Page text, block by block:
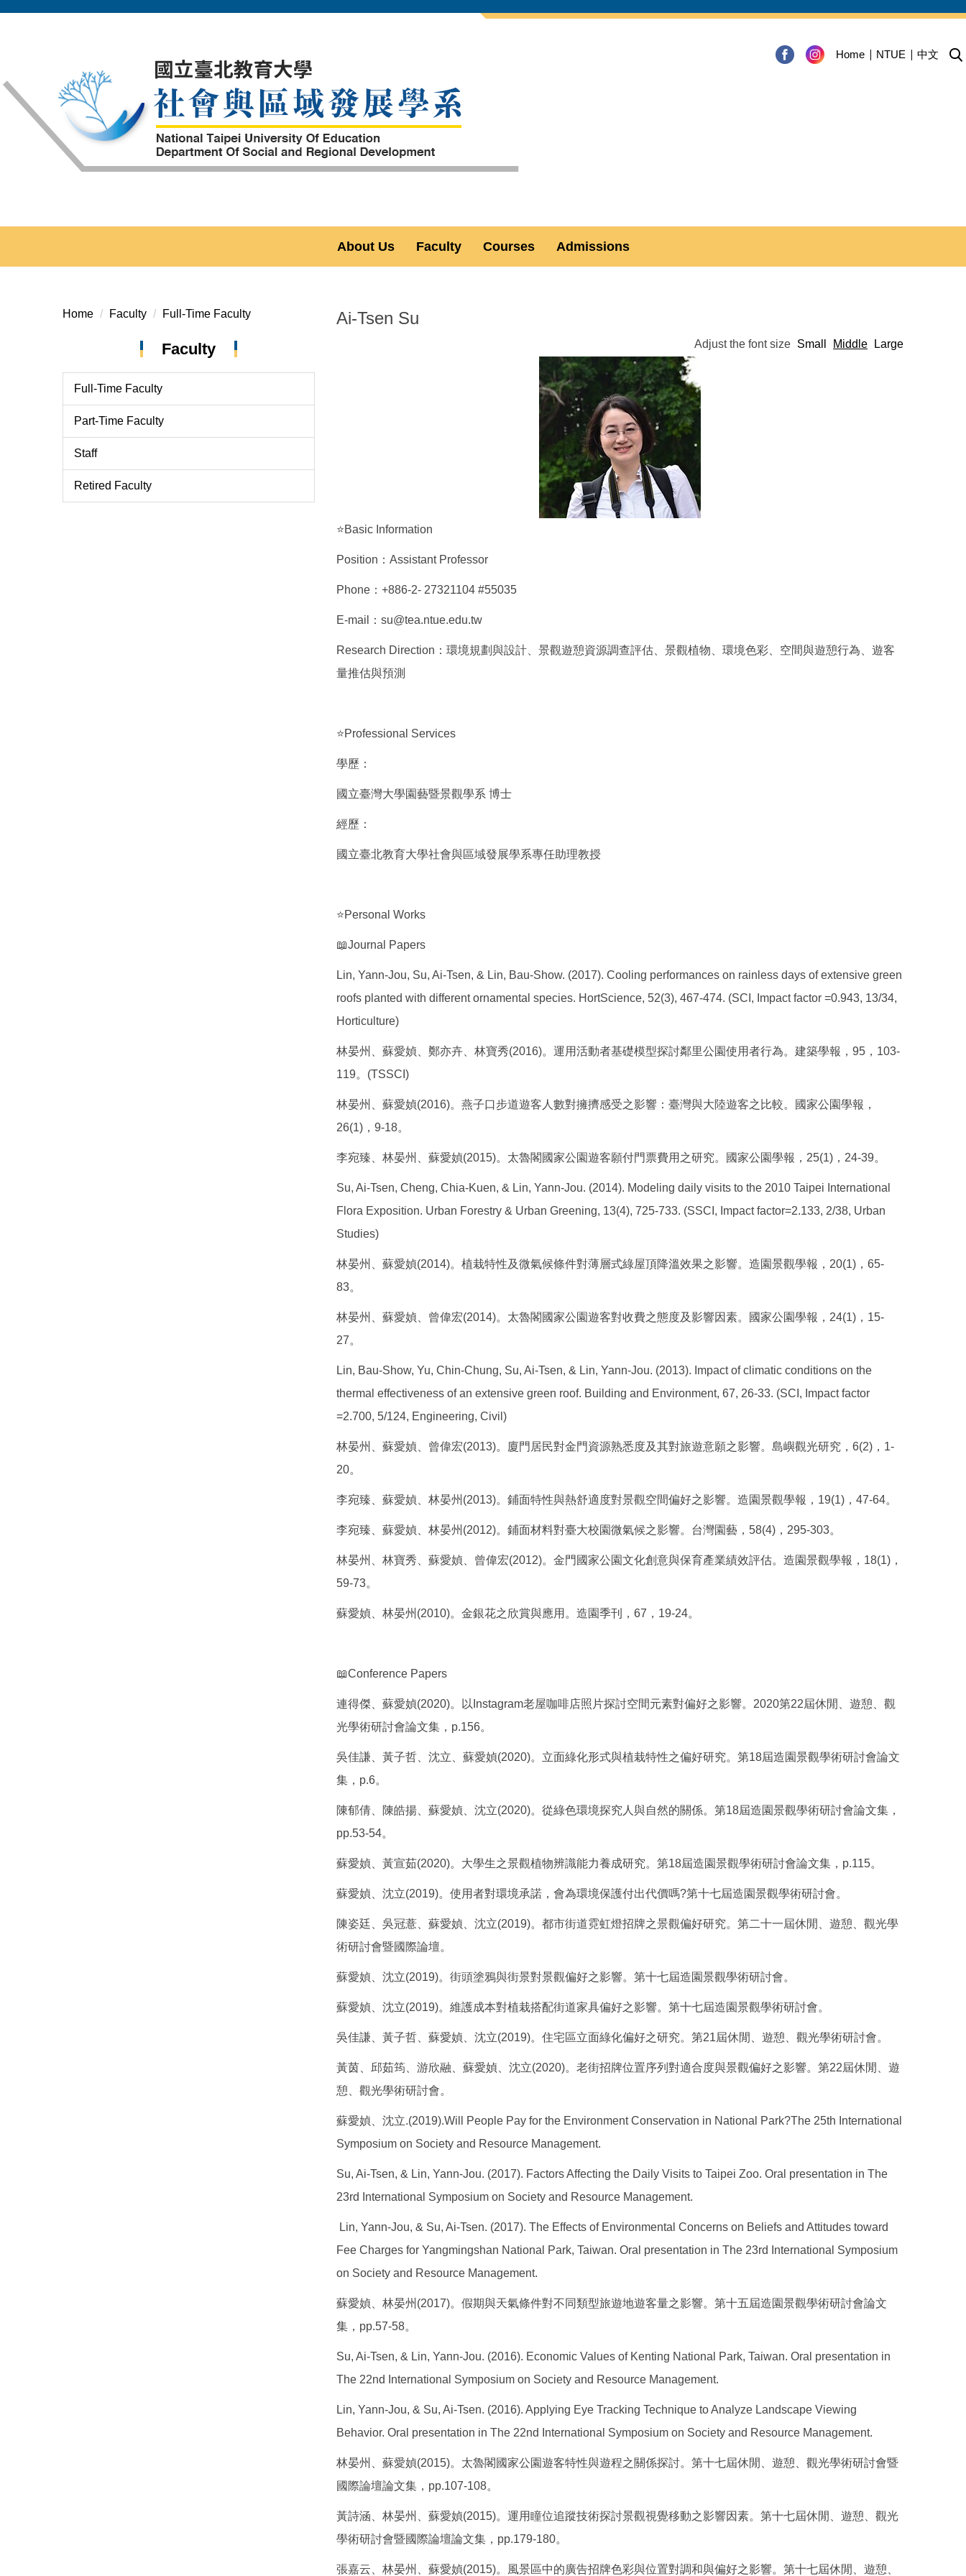
Jump
content
block
Home NTUE 中文
About Us Faculty Courses Admissions
Home Faculty Full-Time Faculty
Faculty
Full-Time Faculty
Part-Time Faculty
Staff
Retired Faculty
Ai-Tsen Su
Adjust the font size Small Middle Large
⭐Basic Information
Position：Assistant Professor
Phone：+886-2- 27321104 #55035
E-mail：su@tea.ntue.edu.tw
Research Direction：環境規劃與設計、景觀遊憩資源調查評估、景觀植物、環境色彩、空間與遊憩行為、遊客
量推估與預測
⭐Professional Services
學歷：
國立臺灣大學園藝暨景觀學系 博士
經歷：
國立臺北教育大學社會與區域發展學系專任助理教授
⭐Personal Works
📖Journal Papers
Lin, Yann-Jou, Su, Ai-Tsen, & Lin, Bau-Show. (2017). Cooling performances on rainless days of extensive green
roofs planted with different ornamental species. HortScience, 52(3), 467-474. (SCI, Impact factor =0.943, 13/34,
Horticulture)
林晏州、蘇愛媜、鄭亦卉、林寶秀(2016)。運用活動者基礎模型探討鄰里公園使用者行為。建築學報，95，103-
119。(TSSCI)
林晏州、蘇愛媜(2016)。燕子口步道遊客人數對擁擠感受之影響：臺灣與大陸遊客之比較。國家公園學報，
26(1)，9-18。
李宛臻、林晏州、蘇愛媜(2015)。太魯閣國家公園遊客願付門票費用之研究。國家公園學報，25(1)，24-39。
Su, Ai-Tsen, Cheng, Chia-Kuen, & Lin, Yann-Jou. (2014). Modeling daily visits to the 2010 Taipei International
Flora Exposition. Urban Forestry & Urban Greening, 13(4), 725-733. (SSCI, Impact factor=2.133, 2/38, Urban
Studies)
林晏州、蘇愛媜(2014)。植栽特性及微氣候條件對薄層式綠屋頂降溫效果之影響。造園景觀學報，20(1)，65-
83。
林晏州、蘇愛媜、曾偉宏(2014)。太魯閣國家公園遊客對收費之態度及影響因素。國家公園學報，24(1)，15-
27。
Lin, Bau-Show, Yu, Chin-Chung, Su, Ai-Tsen, & Lin, Yann-Jou. (2013). Impact of climatic conditions on the
thermal effectiveness of an extensive green roof. Building and Environment, 67, 26-33. (SCI, Impact factor
=2.700, 5/124, Engineering, Civil)
林晏州、蘇愛媜、曾偉宏(2013)。廈門居民對金門資源熟悉度及其對旅遊意願之影響。島嶼觀光研究，6(2)，1-
20。
李宛臻、蘇愛媜、林晏州(2013)。鋪面特性與熱舒適度對景觀空間偏好之影響。造園景觀學報，19(1)，47-64。
李宛臻、蘇愛媜、林晏州(2012)。鋪面材料對臺大校園微氣候之影響。台灣園藝，58(4)，295-303。
林晏州、林寶秀、蘇愛媜、曾偉宏(2012)。金門國家公園文化創意與保育產業績效評估。造園景觀學報，18(1)，
59-73。
蘇愛媜、林晏州(2010)。金銀花之欣賞與應用。造園季刊，67，19-24。
📖Conference Papers
連得傑、蘇愛媜(2020)。以Instagram老屋咖啡店照片探討空間元素對偏好之影響。2020第22屆休閒、遊憩、觀
光學術研討會論文集，p.156。
吳佳謙、黃子哲、沈立、蘇愛媜(2020)。立面綠化形式與植栽特性之偏好研究。第18屆造園景觀學術研討會論文
集，p.6。
陳郁倩、陳皓揚、蘇愛媜、沈立(2020)。從綠色環境探究人與自然的關係。第18屆造園景觀學術研討會論文集，
pp.53-54。
蘇愛媜、黃宣茹(2020)。大學生之景觀植物辨識能力養成研究。第18屆造園景觀學術研討會論文集，p.115。
蘇愛媜、沈立(2019)。使用者對環境承諾，會為環境保護付出代價嗎?第十七屆造園景觀學術研討會。
陳姿廷、吳冠薏、蘇愛媜、沈立(2019)。都市街道霓虹燈招牌之景觀偏好研究。第二十一屆休閒、遊憩、觀光學
術研討會暨國際論壇。
蘇愛媜、沈立(2019)。街頭塗鴉與街景對景觀偏好之影響。第十七屆造園景觀學術研討會。
蘇愛媜、沈立(2019)。維護成本對植栽搭配街道家具偏好之影響。第十七屆造園景觀學術研討會。
吳佳謙、黃子哲、蘇愛媜、沈立(2019)。住宅區立面綠化偏好之研究。第21屆休閒、遊憩、觀光學術研討會。
黃茵、邱茹筠、游欣融、蘇愛媜、沈立(2020)。老街招牌位置序列對適合度與景觀偏好之影響。第22屆休閒、遊
憩、觀光學術研討會。
蘇愛媜、沈立.(2019).Will People Pay for the Environment Conservation in National Park?The 25th International
Symposium on Society and Resource Management.
Su, Ai-Tsen, & Lin, Yann-Jou. (2017). Factors Affecting the Daily Visits to Taipei Zoo. Oral presentation in The
23rd International Symposium on Society and Resource Management.
Lin, Yann-Jou, & Su, Ai-Tsen. (2017). The Effects of Environmental Concerns on Beliefs and Attitudes toward
Fee Charges for Yangmingshan National Park, Taiwan. Oral presentation in The 23rd International Symposium
on Society and Resource Management.
蘇愛媜、林晏州(2017)。假期與天氣條件對不同類型旅遊地遊客量之影響。第十五屆造園景觀學術研討會論文
集，pp.57-58。
Su, Ai-Tsen, & Lin, Yann-Jou. (2016). Economic Values of Kenting National Park, Taiwan. Oral presentation in
The 22nd International Symposium on Society and Resource Management.
Lin, Yann-Jou, & Su, Ai-Tsen. (2016). Applying Eye Tracking Technique to Analyze Landscape Viewing
Behavior. Oral presentation in The 22nd International Symposium on Society and Resource Management.
林晏州、蘇愛媜(2015)。太魯閣國家公園遊客特性與遊程之關係探討。第十七屆休閒、遊憩、觀光學術研討會暨
國際論壇論文集，pp.107-108。
黃詩涵、林晏州、蘇愛媜(2015)。運用瞳位追蹤技術探討景觀視覺移動之影響因素。第十七屆休閒、遊憩、觀光
學術研討會暨國際論壇論文集，pp.179-180。
張嘉云、林晏州、蘇愛媜(2015)。風景區中的廣告招牌色彩與位置對調和與偏好之影響。第十七屆休閒、遊憩、